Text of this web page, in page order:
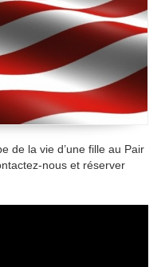
de la vie d’une fille au Pair
nous et réserver